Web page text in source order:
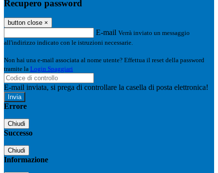
Recupero password
button close ×
E-mail Verrà inviato un messaggio
all'indirizzo indicato con le istruzioni necessarie.
Non hai una e-mail associata al nome utente? Effettua il reset della password
tramite la Login Spaggiari
E-mail inviata, si prega di controllare la casella di posta elettronica!
Errore
Chiudi
Successo
Chiudi
Informazione